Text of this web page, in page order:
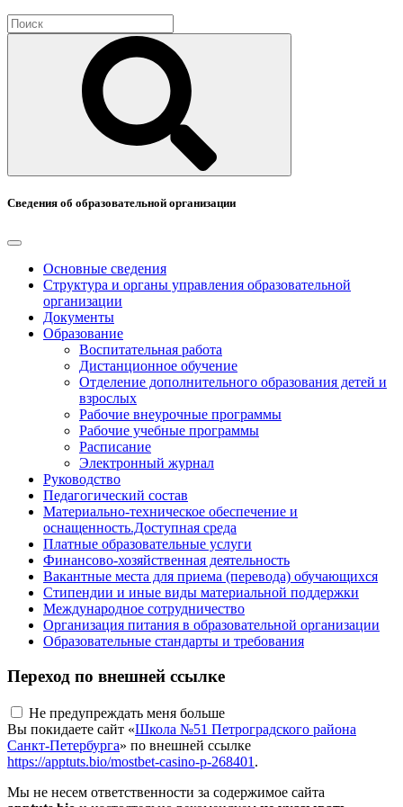
Сведения об образовательной организации
Основные сведения
Структура и органы управления образовательной
организации
Документы
Образование
Воспитательная работа
Дистанционное обучение
Отделение дополнительного образования детей и
взрослых
Рабочие внеурочные программы
Рабочие учебные программы
Расписание
Электронный журнал
Руководство
Педагогический состав
Материально-техническое обеспечение и
оснащенность.Доступная среда
Платные образовательные услуги
Финансово-хозяйственная деятельность
Вакантные места для приема (перевода) обучающихся
Стипендии и иные виды материальной поддержки
Международное сотрудничество
Организация питания в образовательной организации
Образовательные стандарты и требования
Переход по внешней ссылке
Не предупреждать меня больше
Вы покидаете сайт «Школа №51 Петроградского района
Санкт-Петербурга» по внешней ссылке
https://apptuts.bio/mostbet-casino-p-268401 .
Мы не несем ответственности за содержимое сайта